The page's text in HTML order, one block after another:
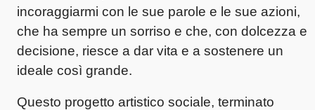
incoraggiarmi con le sue parole e le sue azioni,
che ha sempre un sorriso e che, con dolcezza e
decisione, riesce a dar vita e a sostenere un
ideale così grande.
Questo progetto artistico sociale, terminato